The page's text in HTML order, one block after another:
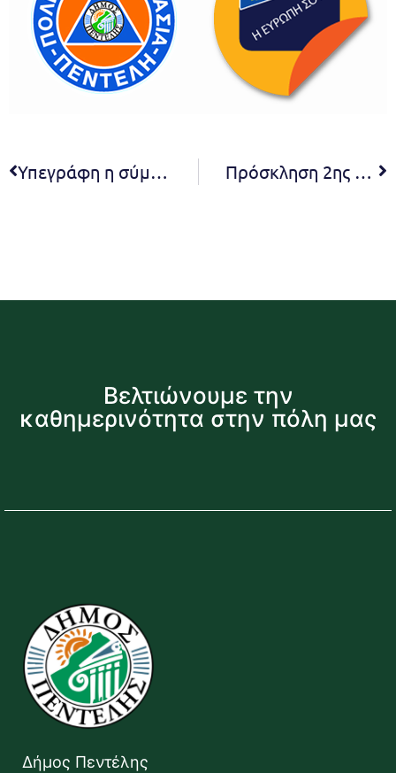
Υπεγράφη η σύμβαση για την κατασκευή του έργου αποχέτευσης της περιοχής της Καλλιθέας Πεντέλης. Δήμητρα Κεχαγιά: Υποσχεθήκαμε στους κατοίκους της Καλλιθέας Πεντέλης ότι η περιοχή θα αποκτήσει δίκτυο αποχέτευσης και τηρήσαμε στο ακέραιο την υπόσχεσή μας Πρόσκληση 2ης συνεδρίασης Ε.Π.Ζ. 2023
Βελτιώνουμε την
καθημερινότητα στην πόλη μας
Δήμος Πεντέλης